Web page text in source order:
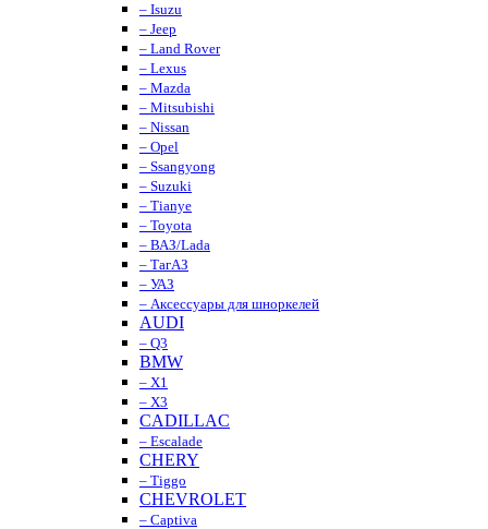
– Isuzu
– Jeep
– Land Rover
– Lexus
– Mazda
– Mitsubishi
– Nissan
– Opel
– Ssangyong
– Suzuki
– Tianye
– Toyota
– ВАЗ/Lada
– ТагАЗ
– УАЗ
– Аксессуары для шноркелей
AUDI
– Q3
BMW
– X1
– X3
CADILLAC
– Escalade
CHERY
– Tiggo
CHEVROLET
– Captiva